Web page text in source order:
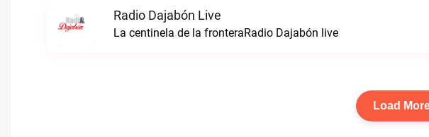
Radio Dajabón Live
La centinela de la fronteraRadio Dajabón live
Load